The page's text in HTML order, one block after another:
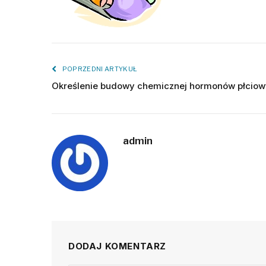
POPRZEDNI ARTYKUŁ
Określenie budowy chemicznej hormonów
admin
DODAJ KOMENTARZ